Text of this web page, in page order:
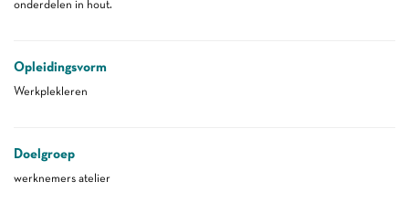
onderdelen in hout.
Opleidingsvorm
Werkplekleren
Doelgroep
werknemers atelier